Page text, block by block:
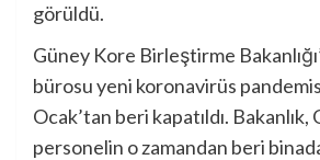
görüldü.
Güney Kore Birleştirme
bürosu yeni koronavirüs
Ocak’tan beri kapatıldı.
personelin o zamandan beri